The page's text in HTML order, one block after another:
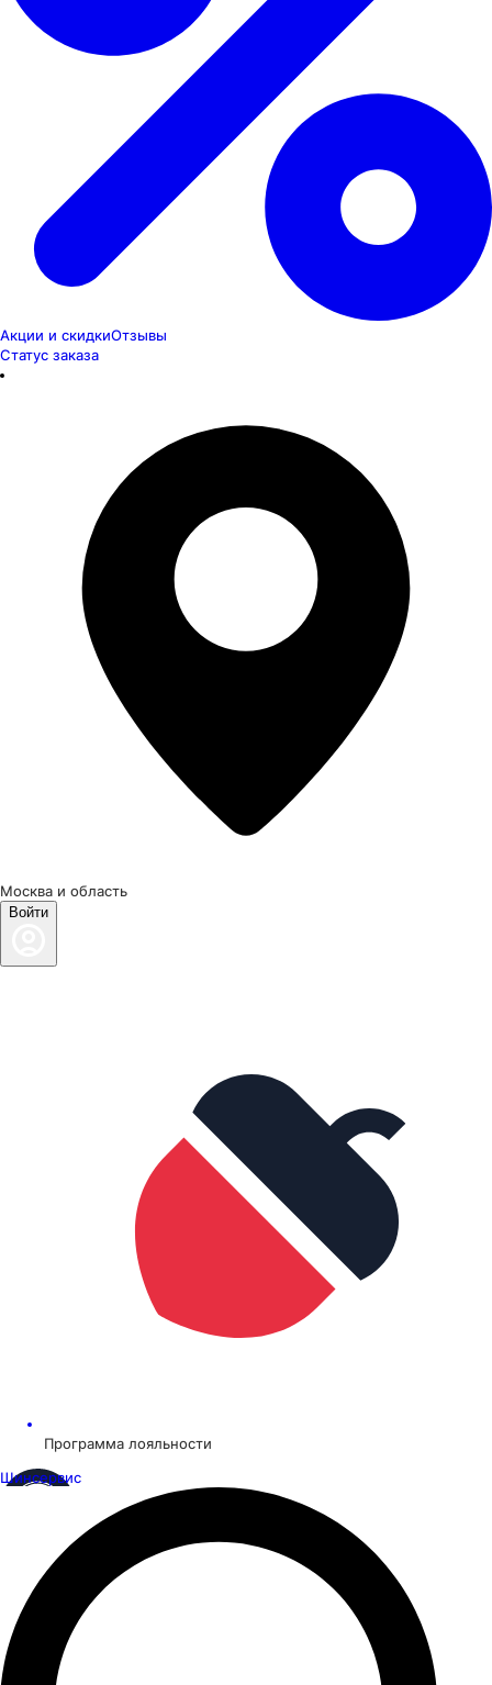
Акции и скидкиОтзывы
Статус заказа
Москва и область
Войти
Программа лояльности
Шинсервис